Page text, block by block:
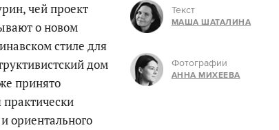
чей проект
о новом
стиле для
дом
принято
практически
ориентального
Текст
МАША ШАТАЛИНА
Фотографии
АННА МИХЕЕВА